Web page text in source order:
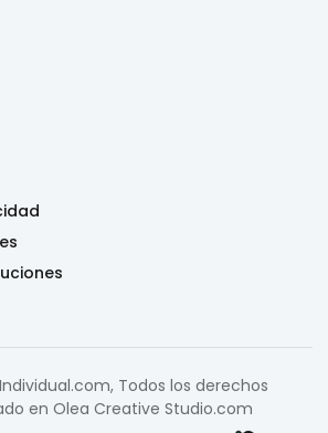
Todos los derechos
en Olea Creative Studio.com